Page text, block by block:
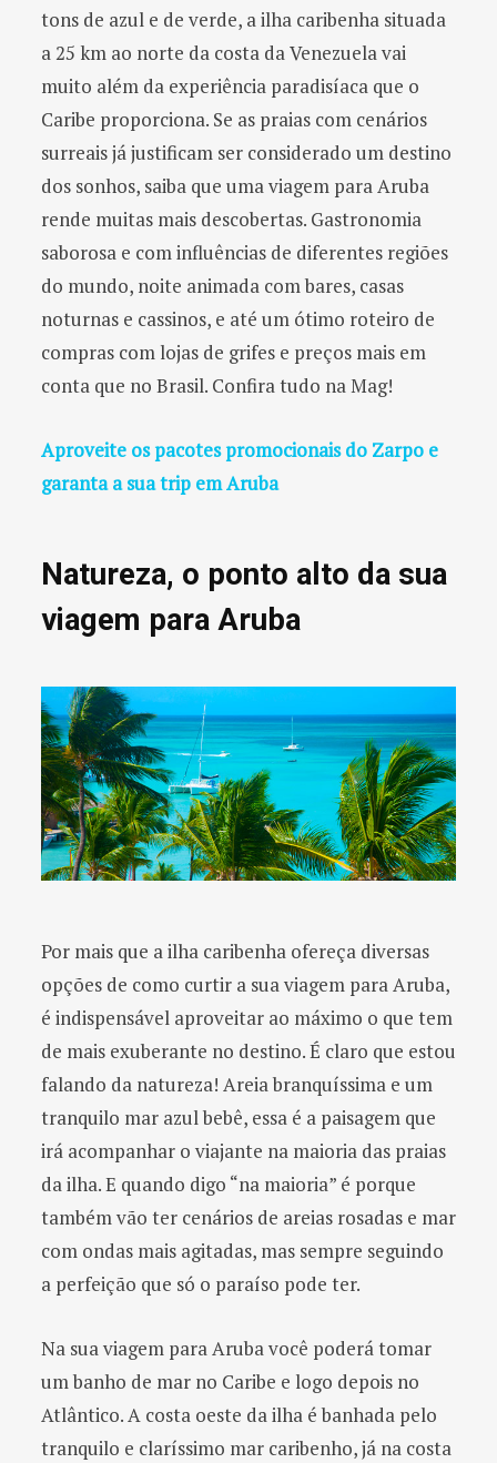
tons de azul e de verde, a ilha caribenha situada
a 25 km ao norte da costa da Venezuela vai
muito além da experiência paradisíaca que o
Caribe proporciona. Se as praias com cenários
surreais já justificam ser considerado um destino
dos sonhos, saiba que uma viagem para Aruba
rende muitas mais descobertas. Gastronomia
saborosa e com influências de diferentes regiões
do mundo, noite animada com bares, casas
noturnas e cassinos, e até um ótimo roteiro de
compras com lojas de grifes e preços mais em
conta que no Brasil. Confira tudo na Mag!
Aproveite os pacotes promocionais do Zarpo e
garanta a sua trip em Aruba
Natureza, o ponto alto da sua
viagem para Aruba
Por mais que a ilha caribenha ofereça diversas
opções de como curtir a sua viagem para Aruba,
é indispensável aproveitar ao máximo o que tem
de mais exuberante no destino. É claro que estou
falando da natureza! Areia branquíssima e um
tranquilo mar azul bebê, essa é a paisagem que
irá acompanhar o viajante na maioria das praias
da ilha. E quando digo “na maioria” é porque
também vão ter cenários de areias rosadas e mar
com ondas mais agitadas, mas sempre seguindo
a perfeição que só o paraíso pode ter.
Na sua viagem para Aruba você poderá tomar
um banho de mar no Caribe e logo depois no
Atlântico. A costa oeste da ilha é banhada pelo
tranquilo e claríssimo mar caribenho, já na costa